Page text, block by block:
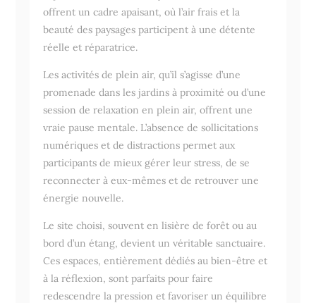
offrent un cadre apaisant, où l’air frais et la
beauté des paysages participent à une détente
réelle et réparatrice.
Les activités de plein air, qu’il s’agisse d’une
promenade dans les jardins à proximité ou d’une
session de relaxation en plein air, offrent une
vraie pause mentale. L’absence de sollicitations
numériques et de distractions permet aux
participants de mieux gérer leur stress, de se
reconnecter à eux-mêmes et de retrouver une
énergie nouvelle.
Le site choisi, souvent en lisière de forêt ou au
bord d’un étang, devient un véritable sanctuaire.
Ces espaces, entièrement dédiés au bien-être et
à la réflexion, sont parfaits pour faire
redescendre la pression et favoriser un équilibre